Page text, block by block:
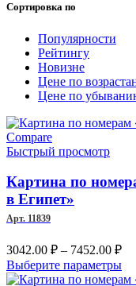
Сортировка по
Популярности
Рейтингу
Новизне
Цене по
Цене по
Compare
Быстрый просмотр
Картина по
в Египет»
Арт. 11839
3042.00 ₽ – 7452.00 ₽
Выберите параметры